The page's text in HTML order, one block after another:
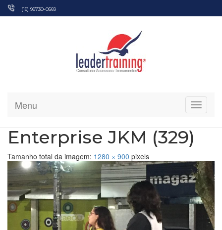
Pular
(19) 99730-0569
Menu
Enterprise JKM (329)
Tamanho total da imagem: 1280 × 900 pixels